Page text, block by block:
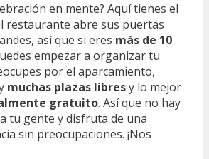
en mente? Aquí tienes el
restaurante abre sus puertas
así que si eres más de 10
empezar a organizar tu
por el aparcamiento,
muchas plazas libresy lo mejor
gratuito. Así que no hay
tu gente y disfruta de una
sin preocupaciones. ¡Nos